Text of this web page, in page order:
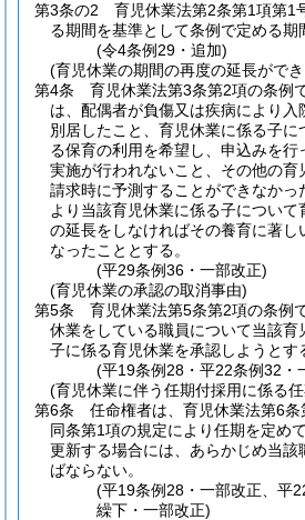
第3条の2
育児休業法第2条第1項第1
る期間を基準として条例で定める期
(令4条例29・追加)
(育児休業の期間の再度の延長がで
第4条
育児休業法第3条第2項の条例
は、配偶者が負傷又は疾病により入
別居したこと、育児休業に係る子に
る保育の利用を希望し、申込みを
実施が行われないこと、その他の育
請求時に予測することができなかっ
より当該育児休業に係る子につい
の延長をしなければその養育に著し
なったこととする。
(平29条例36・一部改正)
(育児休業の承認の取消事由)
第5条
育児休業法第5条第2項の条例
休業をしている職員について当該育
子に係る育児休業を承認しようとす
(平19条例28・平22条例32・
(育児休業に伴う任期付採用に係る
第6条
任命権者は、育児休業法第6条
同条第1項の規定により任期を定め
更新する場合には、あらかじめ当該
ばならない。
(平19条例28・一部改正、平
繰下・一部改正)